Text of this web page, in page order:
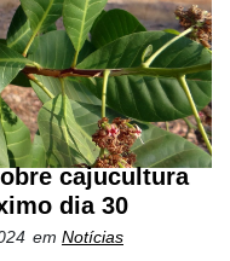
cajucultura
dia 30
em Notícias